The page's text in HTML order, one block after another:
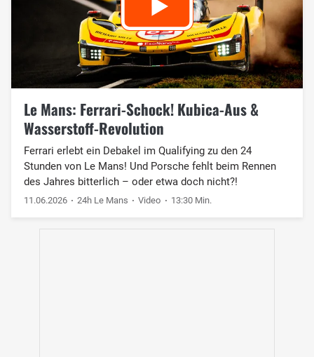
Le Mans: Ferrari-Schock! Kubica-Aus &
Wasserstoff-Revolution
Ferrari erlebt ein Debakel im Qualifying zu den 24
Stunden von Le Mans! Und Porsche fehlt beim Rennen
des Jahres bitterlich – oder etwa doch nicht?!
11.06.2026 24h Le Mans Video 13:30 Min.